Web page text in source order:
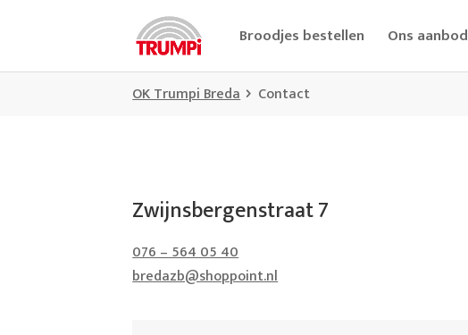
Broodjes bestellen Ons aanbod
OK Trumpi Breda Contact
Zwijnsbergenstraat 7
076 – 564 05 40
bredazb@shoppoint.nl